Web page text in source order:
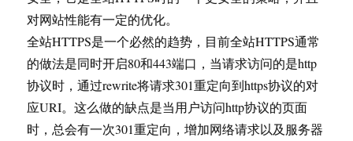
对网站性能有一定的优化。
全站HTTPS是一个必然的趋势，目前全站HTTPS通常
的做法是同时开启80和443端口，当请求访问的是http
协议时，通过rewrite将请求301重定向到https协议的对
应URI。这么做的缺点是当用户访问http协议的页面
时，总会有一次301重定向，增加网络请求以及服务器